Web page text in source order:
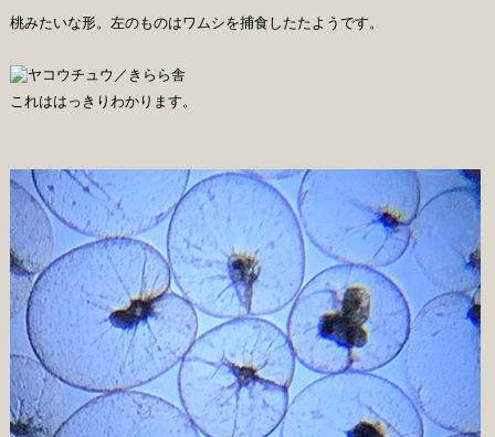
桃みたいな形。左のものはワムシを捕食したたようです。
これははっきりわかります。